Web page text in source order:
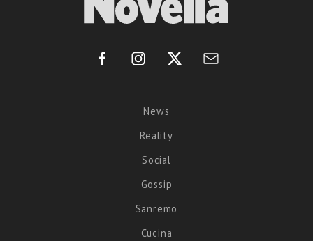
News
Reality
Social
Gossip
Sanremo
Cucina